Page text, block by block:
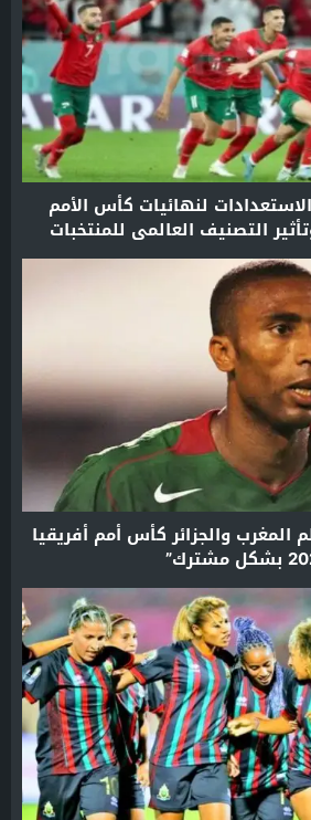
لنهائيات كأس الأمم
المغرب والجزائر كأس أمم أفريقيا
مشترك”